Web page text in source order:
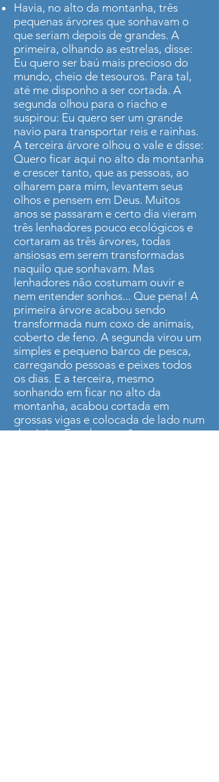
Havia, no alto da montanha, três
pequenas árvores que sonhavam o
que seriam depois de grandes. A
primeira, olhando as estrelas, disse:
Eu quero ser baú mais precioso do
mundo, cheio de tesouros. Para tal,
até me disponho a ser cortada. A
segunda olhou para o riacho e
suspirou: Eu quero ser um grande
navio para transportar reis e rainhas.
A terceira árvore olhou o vale e disse:
Quero ficar aqui no alto da montanha
e crescer tanto, que as pessoas, ao
olharem para mim, levantem seus
olhos e pensem em Deus. Muitos
anos se passaram e certo dia vieram
três lenhadores pouco ecológicos e
cortaram as três árvores, todas
ansiosas em serem transformadas
naquilo que sonhavam. Mas
lenhadores não costumam ouvir e
nem entender sonhos... Que pena! A
primeira árvore acabou sendo
transformada num coxo de animais,
coberto de feno. A segunda virou um
simples e pequeno barco de pesca,
carregando pessoas e peixes todos
os dias. E a terceira, mesmo
sonhando em ficar no alto da
montanha, acabou cortada em
grossas vigas e colocada de lado num
depósito. E todas as três se